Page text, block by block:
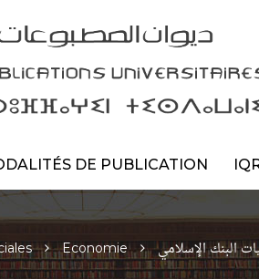
DE PUBLICATION
Economie البنك الإسلامي